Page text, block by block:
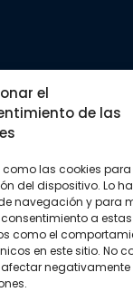
el
de las
las cookies
del dispositivo. Lo
navegación y para
a
como el
en este sitio. No
negativamente